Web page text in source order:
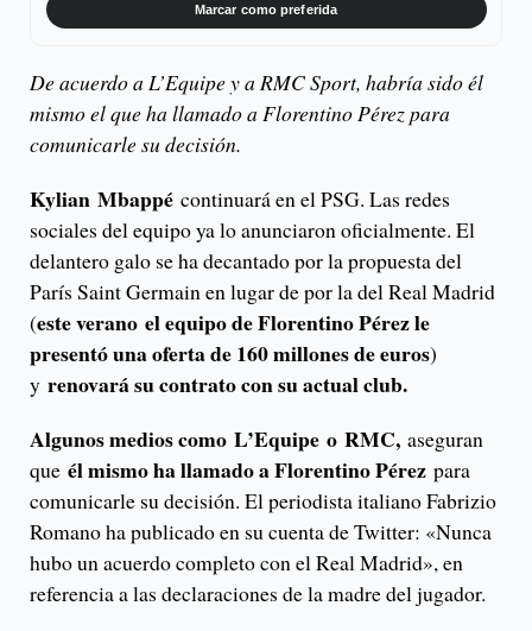
Marcar como preferida
De acuerdo a L’Equipe y a RMC Sport, habría sido él
mismo el que ha llamado a Florentino Pérez para
comunicarle su decisión.
Kylian Mbappé continuará en el PSG. Las redes
sociales del equipo ya lo anunciaron oficialmente. El
delantero galo se ha decantado por la propuesta del
París Saint Germain en lugar de por la del Real Madrid
(este verano el equipo de Florentino Pérez le
presentó una oferta de 160 millones de euros)
y renovará su contrato con su actual club.
Algunos medios como L’Equipe o RMC, aseguran
que él mismo ha llamado a Florentino Pérez para
comunicarle su decisión. El periodista italiano Fabrizio
Romano ha publicado en su cuenta de Twitter: «Nunca
hubo un acuerdo completo con el Real Madrid», en
referencia a las declaraciones de la madre del jugador.